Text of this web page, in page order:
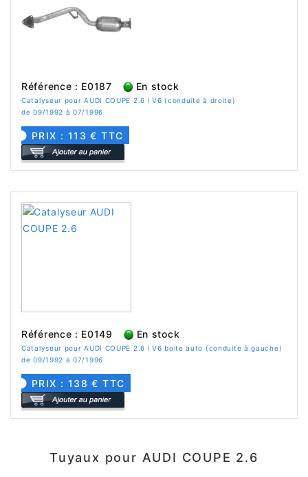
Référence : E0187 En stock
Catalyseur pour AUDI COUPE 2.6 i V6 (conduite à droite)
de 09/1992 à 07/1996
PRIX : 113 € TTC
Référence : E0149 En stock
Catalyseur pour AUDI COUPE 2.6 i V6 boite auto (conduite à gauche)
de 09/1992 à 07/1996
PRIX : 138 € TTC
Tuyaux pour AUDI COUPE 2.6